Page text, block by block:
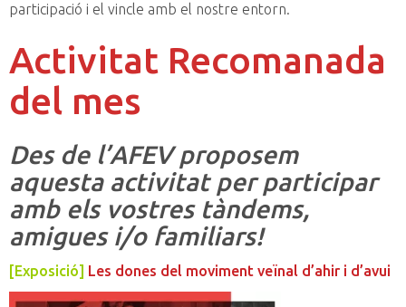
participació i el vincle amb el nostre entorn.
Activitat Recomanada
del mes
Des de l’AFEV proposem
aquesta activitat per participar
amb els vostres tàndems,
amigues i/o familiars!
[Exposició] Les dones del moviment veïnal d’ahir i d’avui